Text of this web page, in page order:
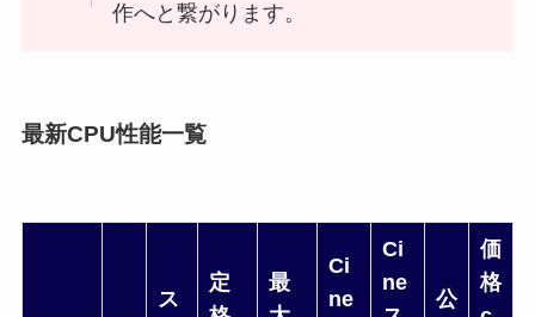
作へと繋がります。
最新CPU性能一覧
ス
定
最
Ci
ne
Ci
ne
公
価
格